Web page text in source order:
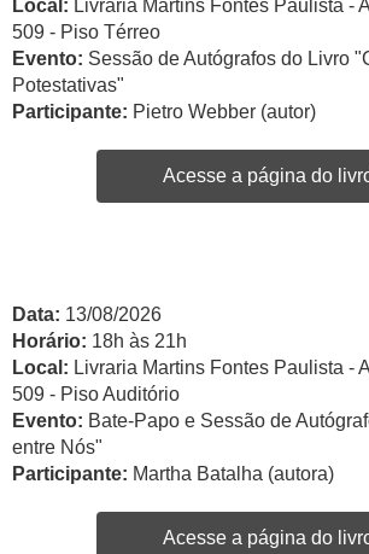
Local: Livraria Martins Fontes Paulista -
509 - Piso Térreo
Evento: Sessão de Autógrafos do Livro
Potestativas"
Participante: Pietro Webber (autor)
Acesse a página do
Data: 13/08/2026
Horário: 18h às 21h
Local: Livraria Martins Fontes Paulista -
509 - Piso Auditório
Evento: Bate-Papo e Sessão de
entre Nós"
Participante: Martha Batalha (autora)
Acesse a página do